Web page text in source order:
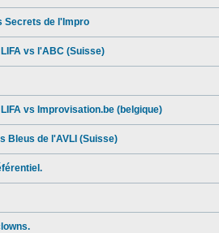
Secrets de l'Impro
vs l'ABC (Suisse)
vs Improvisation.be (belgique)
Bleus de l'AVLI (Suisse)